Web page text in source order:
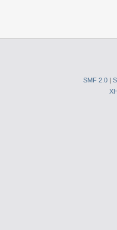
SMF 2.0